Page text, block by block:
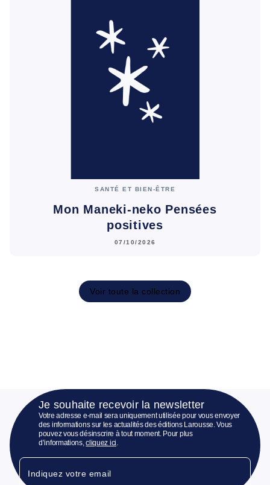
SANTÉ ET BIEN-ÊTRE
Mon Maneki-neko Pensées
positives
07/10/2026
Voir toute la collection
Je souhaite recevoir la newsletter
Votre adresse e-mail sera uniquement utilisée pour vous envoyer
des informations sur les actualités des éditions Larousse. Vous
pouvez vous désinscrire à tout moment. Pour plus
d’informations,cliquez ici.
Indiquez votre email